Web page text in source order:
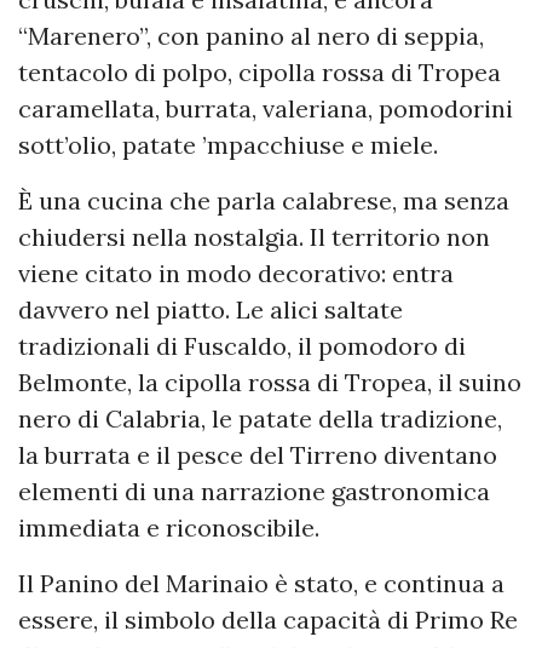
“Marenero”, con panino al nero di seppia,
tentacolo di polpo, cipolla rossa di Tropea
caramellata, burrata, valeriana, pomodorini
sott’olio, patate ’mpacchiuse e miele.
È una cucina che parla calabrese, ma senza
chiudersi nella nostalgia. Il territorio non
viene citato in modo decorativo: entra
davvero nel piatto. Le alici saltate
tradizionali di Fuscaldo, il pomodoro di
Belmonte, la cipolla rossa di Tropea, il suino
nero di Calabria, le patate della tradizione,
la burrata e il pesce del Tirreno diventano
elementi di una narrazione gastronomica
immediata e riconoscibile.
Il Panino del Marinaio è stato, e continua a
essere, il simbolo della capacità di Primo Re